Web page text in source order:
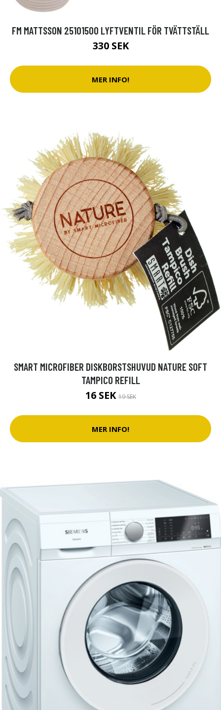
FM MATTSSON 25101500 LYFTVENTIL FÖR TVÄTTSTÄLL
330 SEK
MER INFO!
SMART MICROFIBER DISKBORSTSHUVUD NATURE SOFT
TAMPICO REFILL
16 SEK19 SEK
MER INFO!